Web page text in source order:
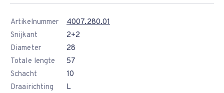
Artikelnummer
4007.280.01
Snijkant
2+2
Diameter
28
Totale lengte
57
Schacht
10
Draairichting
L